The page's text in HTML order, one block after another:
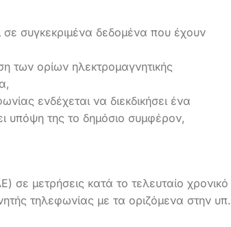
σε συγκεκριμένα δεδομένα που έχουν
των ορίων ηλεκτρομαγνητικής
ενδέχεται να διεκδικήσει ένα
υπόψη της το δημόσιο συμφέρον,
σε μετρήσεις κατά το τελευταίο χρονικό
τηλεφωνίας με τα οριζόμενα στην υπ.